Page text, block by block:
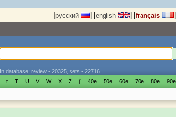
[русский ] [english ] [français ]
In database: review - 20325, sets - 22716
t T U V W X Z { 40е 50е 60е 70е 80е 90е